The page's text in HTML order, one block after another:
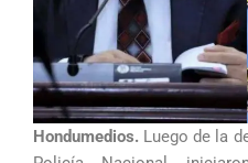
Hondumedios. Luego de la